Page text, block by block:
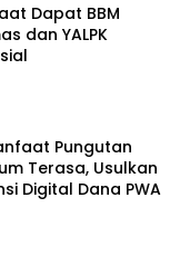
Dapat BBM
dan YALPK
Pungutan
Terasa, Usulkan
Digital Dana PWA